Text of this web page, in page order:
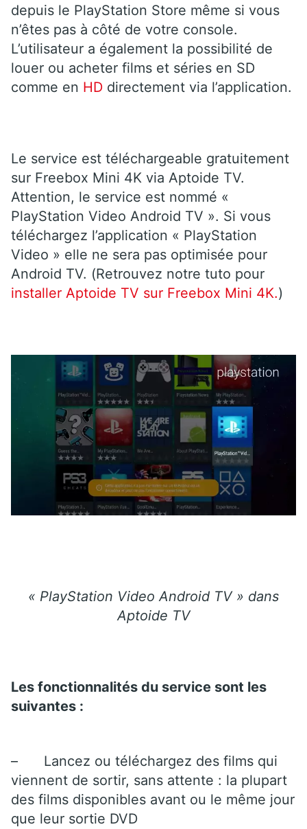
depuis le PlayStation Store même si vous
n’êtes pas à côté de votre console.
L’utilisateur a également la possibilité de
louer ou acheter films et séries en SD
comme en HD directement via l’application.
Le service est téléchargeable gratuitement
sur Freebox Mini 4K via Aptoide TV.
Attention, le service est nommé «
PlayStation Video Android TV ». Si vous
téléchargez l’application « PlayStation
Video » elle ne sera pas optimisée pour
Android TV. (Retrouvez notre tuto pour
installer Aptoide TV sur Freebox Mini 4K.)
« PlayStation Video Android TV » dans
Aptoide TV
Les fonctionnalités du service sont les
suivantes :
–
Lancez ou téléchargez des films qui
viennent de sortir, sans attente : la plupart
des films disponibles avant ou le même jour
que leur sortie DVD